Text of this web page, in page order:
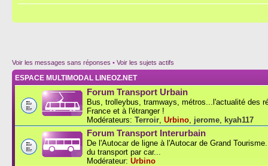
Voir les messages sans réponses • Voir les sujets actifs
ESPACE MULTIMODAL LINEOZ.NET
Forum Transport Urbain
Bus, trolleybus, tramways, métros...l'actualité des
France et à l'étranger !
Modérateurs: Terroir Urbino jerome kyah117
Forum Transport Interurbain
De l'Autocar de ligne à l'Autocar de Grand
du transport par car...
Modérateur: Urbino